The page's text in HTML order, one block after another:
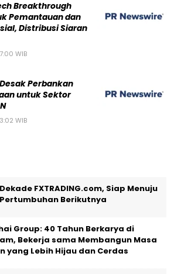
Breakthrough
Pemantauan dan
Distribusi Siaran
WIB
Perbankan
untuk Sektor
WIB
FXTRADING.com, Siap Menuju
Berikutnya
Group: 40 Tahun Berkarya di
Bekerja sama Membangun Masa
yang Lebih Hijau dan Cerdas